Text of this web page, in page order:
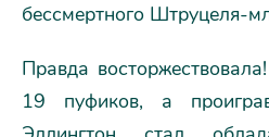
бессмертного Штруцеля-
Правда
19 пуфиков, а